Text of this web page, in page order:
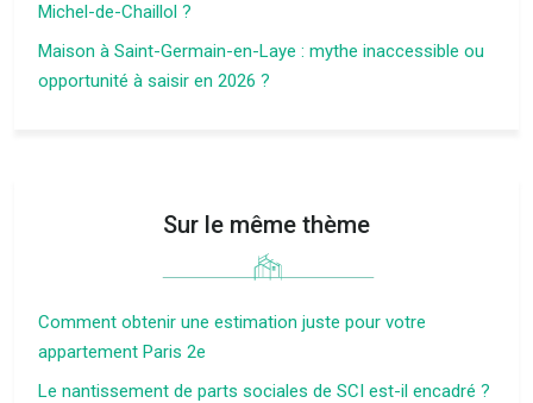
Michel-de-Chaillol ?
Maison à Saint-Germain-en-Laye : mythe inaccessible ou
opportunité à saisir en 2026 ?
Sur le même thème
Comment obtenir une estimation juste pour votre
appartement Paris 2e
Le nantissement de parts sociales de SCI est-il encadré ?